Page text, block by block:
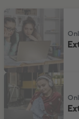
Extra 5% di sconto sul